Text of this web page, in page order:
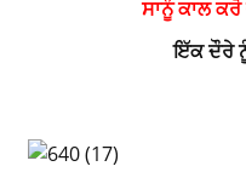
ਸਾਨੂੰ ਕਾਲ
ਇੱਕ ਦੌਰੇ